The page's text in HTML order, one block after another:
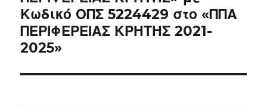
Κωδικό ΟΠΣ 5224429 στο «ΠΠΑ
ΠΕΡΙΦΕΡΕΙΑΣ ΚΡΗΤΗΣ 2021-
2025»